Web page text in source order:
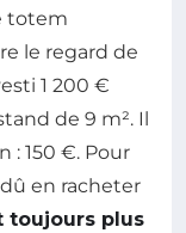
totem
le regard de
1 200 €
de 9 m². Il
: 150 €. Pour
en racheter
toujours plus